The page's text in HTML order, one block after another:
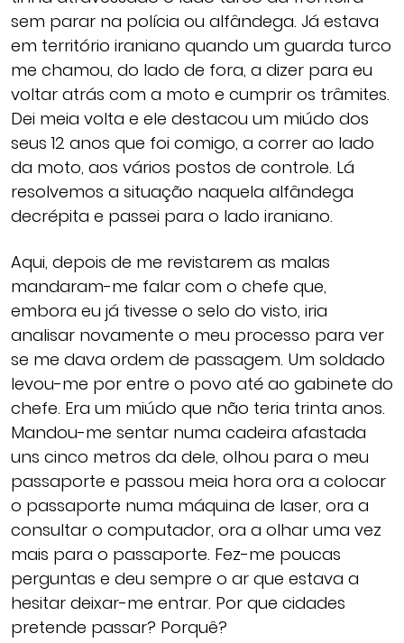
sem parar na polícia ou alfândega. Já estava
em território iraniano quando um guarda turco
me chamou, do lado de fora, a dizer para eu
voltar atrás com a moto e cumprir os trâmites.
Dei meia volta e ele destacou um miúdo dos
seus 12 anos que foi comigo, a correr ao lado
da moto, aos vários postos de controle. Lá
resolvemos a situação naquela alfândega
decrépita e passei para o lado iraniano.
Aqui, depois de me revistarem as malas
mandaram-me falar com o chefe que,
embora eu já tivesse o selo do visto, iria
analisar novamente o meu processo para ver
se me dava ordem de passagem. Um soldado
levou-me por entre o povo até ao gabinete do
chefe. Era um miúdo que não teria trinta anos.
Mandou-me sentar numa cadeira afastada
uns cinco metros da dele, olhou para o meu
passaporte e passou meia hora ora a colocar
o passaporte numa máquina de laser, ora a
consultar o computador, ora a olhar uma vez
mais para o passaporte. Fez-me poucas
perguntas e deu sempre o ar que estava a
hesitar deixar-me entrar. Por que cidades
pretende passar? Porquê?